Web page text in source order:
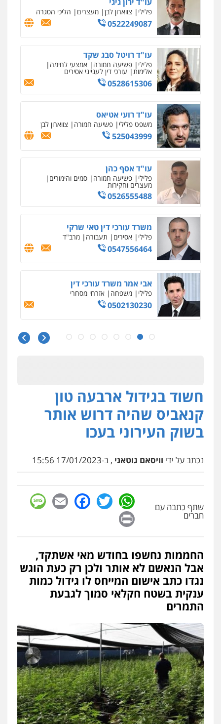
פלילי צווארון לבן מעצרים הליכי הסגרה
0522249087
עו"ד רויטל סבג שקד
פלילי פשיעה חמורה אמצעי לחימה
אלימות עורכי דין לענייני אסירים
0528615306
עו"ד רועי אטיאס
משפט פלילי פשיעה חמורה צווארון לבן
525043999
עו"ד אסף כהן
פלילי פשיעה חמורה סמים והימורים
מעצרים וחקירות
0526555488
משרד עורכי דין טאי שרקי
פלילי אסירים תעבורה מרב"ד
0547556464
אבי אמר משרד עורכי דין
פלילי משפחה אזרחי מסחרי
0502130230
חליל ביאדי – משרד עורכי דין
עו"ד איהאב זבידאת
פלילי פשיעה חמורה ארגוני פשע
המתה עבירות מין
0509930581
פלילי תעבורה
עו"ד אליה חן ברק
פשיעה חמורה
ומעצרים אסירים
עו"ד שאדי נאטור
פלילי פשיעה חמורה מעצרים וחקירות
0509230800
גיל דביר – משרד עורכי דין
פלילי פשיעה כלכלית צווארון לבן
0506217771
עו"ד אריה פטר
לשעבר סגן מנהל המחלקה הפלילית
בפרקליטות המדינה
0506217994
חשוד בגידול ארבעה טון
קנאביס שהיה דרוש אותר
בשוק העירוני בעכו
נכתב על ידי וויסאם גוטאני , ב-17/01/2023 15:56
שתף כתבה עם
חברים
WhatsApp
Twitter
Facebook
Email
החממות נחשפו בחודש מאי אשתקד,
אבל הנאשם לא אותר ולכן רק כעת הוגש
נגדו כתב אישום המייחס לו גידול כמות
ענקית בשטח חקלאי סמוך לגבעת
התמרים